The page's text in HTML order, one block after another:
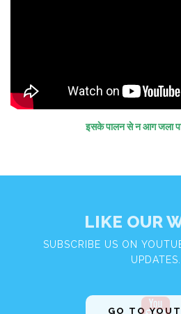
इसके पालन से न आग जला
LIKE OUR
SUBSCRIBE US ON
UPDATES.
GO TO